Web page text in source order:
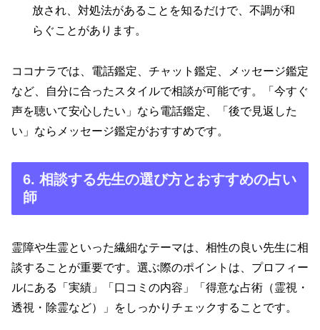
放され、対処法があることを知るだけで、不調が和
らぐことがあります。
ココナラでは、電話鑑定、チャット鑑定、メッセージ鑑定
など、自分に合ったスタイルで相談が可能です。「今すぐ
声を聴いて安心したい」なら電話鑑定、「後で見返した
い」ならメッセージ鑑定がおすすめです。
6. 相談する先生の選び方とおすすめの占い
師
霊障や生霊といった繊細なテーマは、相性の良い先生に相
談することが重要です。選ぶ際のポイントは、プロフィー
ルにある「実績」「口コミの内容」「得意な占術（霊視・
透視・除霊など）」をしっかりチェックすることです。